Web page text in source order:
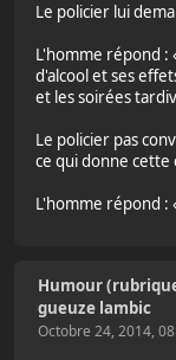
Le policier lui
L'homme répond :
d'alcool et ses
et les soirées
Le policier pas
ce qui donne cette
L'homme répond :
Humour
gueuze lambic
Octobre 24, 2014,